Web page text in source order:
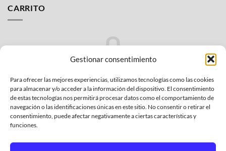
Gestionar consentimiento
Para ofrecer las mejores experiencias, utilizamos tecnologías como las cookies
para almacenar y/o acceder a la información del dispositivo. El consentimiento
de estas tecnologías nos permitirá procesar datos como el comportamiento de
navegación o las identificaciones únicas en este sitio. No consentir o retirar el
consentimiento, puede afectar negativamente a ciertas características y
funciones.
CARRITO
No hay productos en el carrito.
VOLVER A LA TIENDA